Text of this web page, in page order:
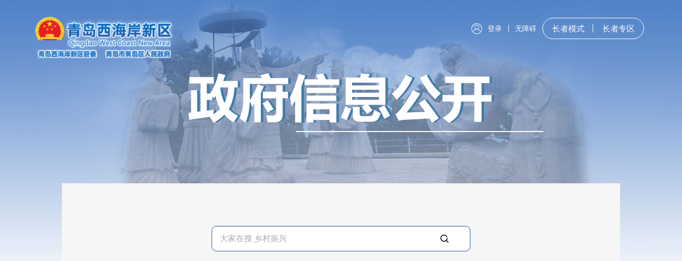
登录 无障碍 长者模式 长者专区
机构职能
政府会议
政策文件
政府工作报告
财政资金信息